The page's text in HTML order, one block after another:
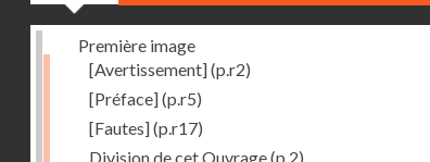
Première image
[Avertissement](p.r2)
[Préface](p.r5)
[Fautes](p.r17)
Division de cet Ouvrage(p.2)